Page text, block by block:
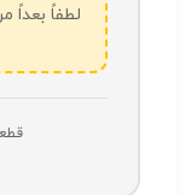
لطفاً بعداً